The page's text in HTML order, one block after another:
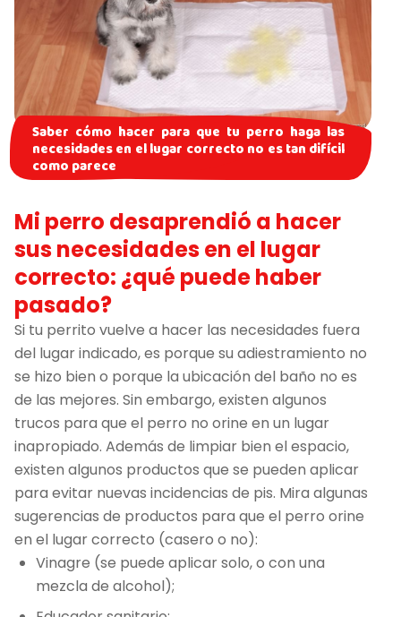
Saber cómo hacer para que tu perro haga las
necesidades en el lugar correcto no es tan difícil
como parece
Mi perro desaprendió a hacer
sus necesidades en el lugar
correcto: ¿qué puede haber
pasado?
Si tu perrito vuelve a hacer las necesidades fuera
del lugar indicado, es porque su adiestramiento no
se hizo bien o porque la ubicación del baño no es
de las mejores. Sin embargo, existen algunos
trucos para que el perro no orine en un lugar
inapropiado. Además de limpiar bien el espacio,
existen algunos productos que se pueden aplicar
para evitar nuevas incidencias de pis. Mira algunas
sugerencias de productos para que el perro orine
en el lugar correcto (casero o no):
Vinagre (se puede aplicar solo, o con una
mezcla de alcohol);